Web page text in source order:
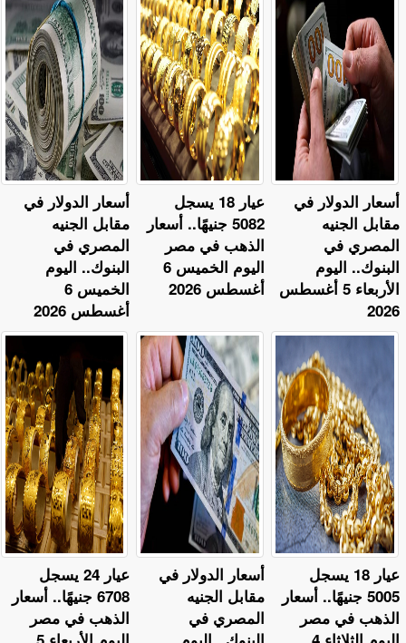
أسعار الدولار في
مقابل الجنيه
المصري في
البنوك.. اليوم
الخميس 6
أغسطس 2026
عيار 18 يسجل
5082 جنيهًا.. أسعار
الذهب في مصر
اليوم الخميس 6
أغسطس 2026
أسعار الدولار في
مقابل الجنيه
المصري في
البنوك.. اليوم
الأربعاء 5 أغسطس
2026
عيار 24 يسجل
6708 جنيهًا.. أسعار
الذهب في مصر
أسعار الدولار في
مقابل الجنيه
المصري في
عيار 18 يسجل
5005 جنيهًا.. أسعار
الذهب في مصر